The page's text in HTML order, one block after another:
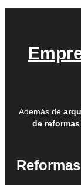
Además de
de